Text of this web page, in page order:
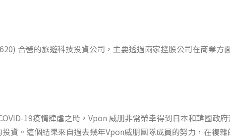
合營的旅遊科技投資公司，主要透過兩家控股公司在商業方
19疫情肆虐之時，Vpon 威朋非常榮幸得到日本和韓國政
資。這個結果來自過去幾年Vpon威朋團隊成員的努力，在複